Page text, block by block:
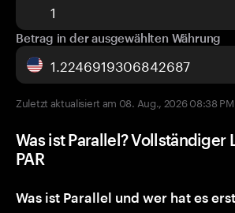
Betrag in der ausgewählten Währung
Zuletzt aktualisiert am 08. Aug., 2026 08:38 PM
Was ist Parallel? Vollständiger
PAR
Was ist Parallel und wer hat es